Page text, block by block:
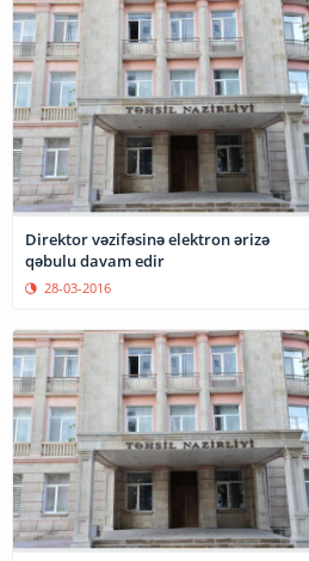
Direktor vəzifəsinə elektron ərizə
qəbulu davam edir
28-03-2016